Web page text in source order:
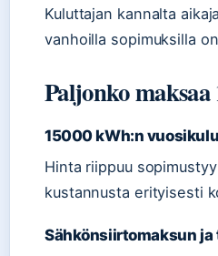
Kuluttajan kannalta
vanhoilla sopimuksilla
Paljonko
15000 kWh:n
Hinta riippuu
kustannusta erityisesti
Sähkönsiirtomaksun